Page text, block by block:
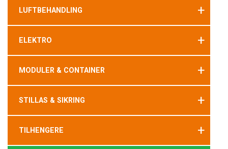
LUFTBEHANDLING +
ELEKTRO +
MODULER & CONTAINER +
STILLAS & SIKRING +
TILHENGERE +